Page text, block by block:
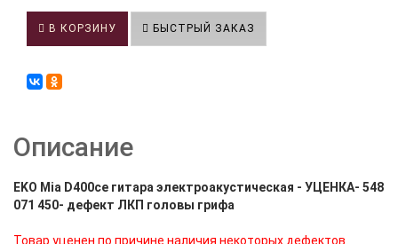
В КОРЗИНУ БЫСТРЫЙ ЗАКАЗ
Описание
EKO Mia D400ce гитара электроакустическая - УЦЕНКА- 548
071 450- дефект ЛКП головы грифа
Товар уценен по причине наличия некоторых дефектов.